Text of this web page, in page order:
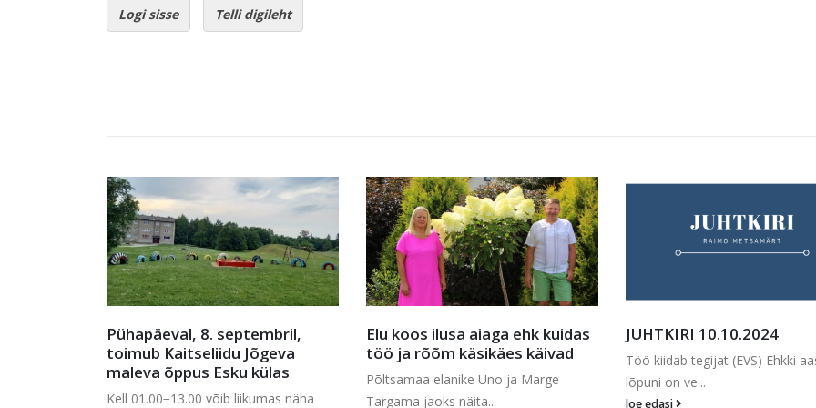
Logi sisse Telli digileht
Elu koos ilusa aiaga ehk kuidas
töö ja rõõm käsikäes käivad
Põltsamaa elanike Uno ja Marge
Targama jaoks näita...
JUHTKIRI 10.10.2024
Töö kiidab tegijat (EVS) Ehkki aasta
lõpuni on ve...
loe edasi
Kuningamäel peeti
Kuningamäe kardirada on
täiesti eri...
loe edasi